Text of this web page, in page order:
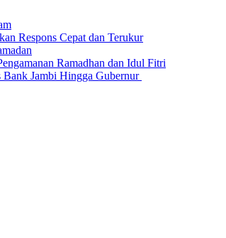
Respons Cepat dan Terukur
Ramadhan dan Idul Fitri
Jambi Hingga Gubernur